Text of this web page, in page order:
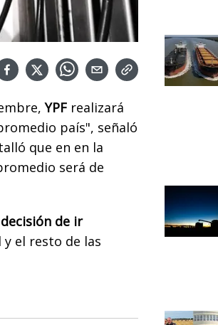
YPF realizará
país", señaló
que en en la
será de
de ir
el resto de las